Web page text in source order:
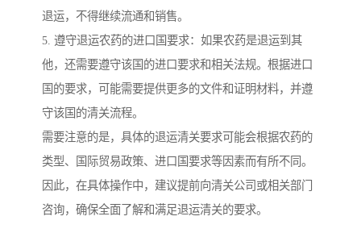
退运，不得继续流通和销售。
5. 遵守退运农药的进口国要求：如果农药是退运到其
他，还需要遵守该国的进口要求和相关法规。根据进口
国的要求，可能需要提供更多的文件和证明材料，并遵
守该国的清关流程。
需要注意的是，具体的退运清关要求可能会根据农药的
类型、国际贸易政策、进口国要求等因素而有所不同。
因此，在具体操作中，建议提前向清关公司或相关部门
咨询，确保全面了解和满足退运清关的要求。